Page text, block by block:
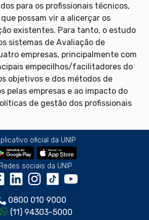
para os profissionais técnicos,
possam vir a alicerçar os
existentes. Para tanto, o estudo
sistemas de Avaliação de
empresas, principalmente com
empecilhos/facilitadores do
objetivos e dos métodos de
pelas empresas e ao impacto do
de gestão dos profissionais
oficial da UNIP
Redes sociais da UNIP
0800 010 9000
(11) 94303-5000